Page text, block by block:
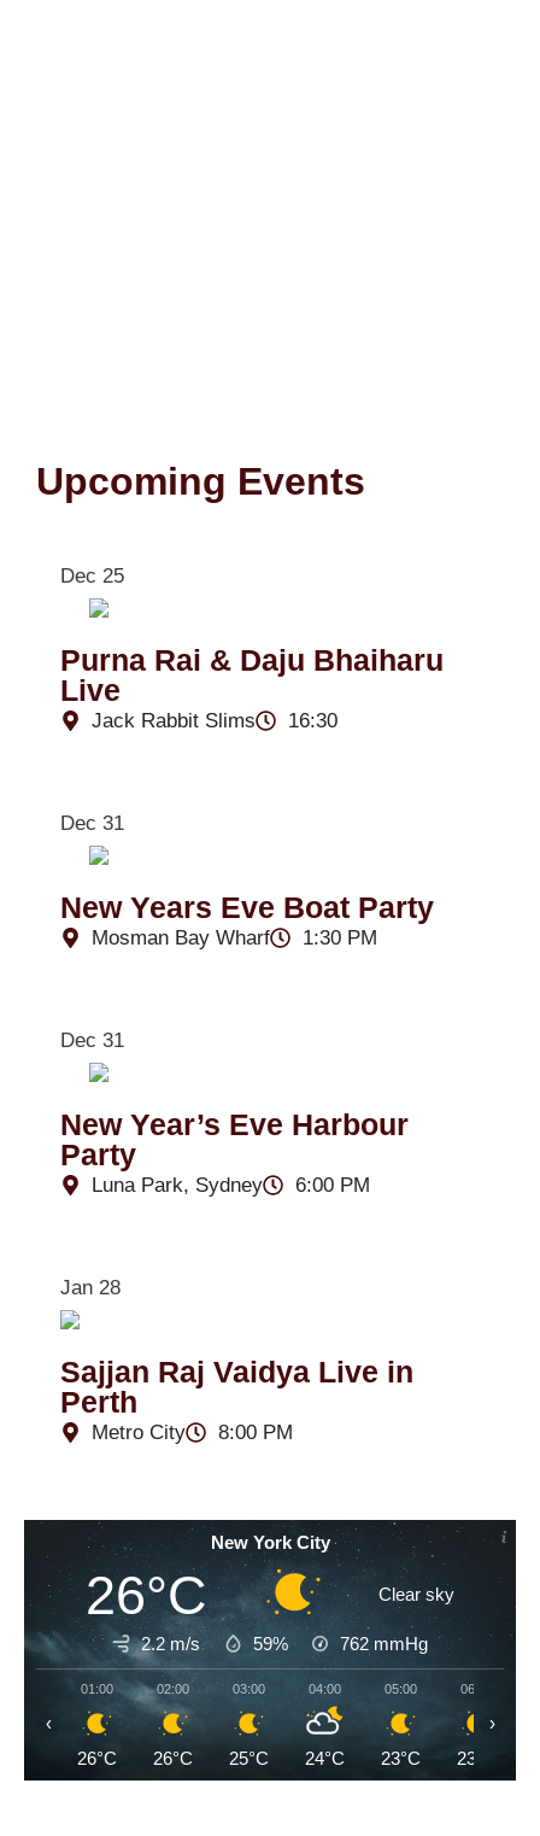
Upcoming Events
Dec 25
Purna Rai & Daju Bhaiharu
Live
Jack Rabbit Slims 16:30
Dec 31
New Years Eve Boat Party
Mosman Bay Wharf 1:30 PM
Dec 31
New Year’s Eve Harbour
Party
Luna Park, Sydney 6:00 PM
Jan 28
Sajjan Raj Vaidya Live in
Perth
Metro City 8:00 PM
New York City
26°C Clear sky
2.2 m/s 59% 762 mmHg
01:00
26°C
02:00
26°C
03:00
25°C
04:00
24°C
05:00
23°C
06:00
23°C
‹ ›